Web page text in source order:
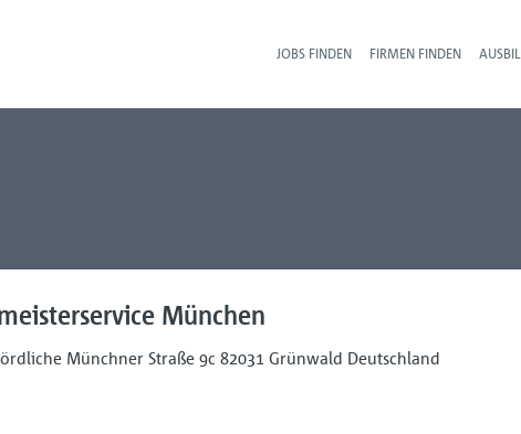
JOBS FINDEN FIRMEN FINDEN
München
Münchner Straße 9c 82031 Grünwald Deutschland